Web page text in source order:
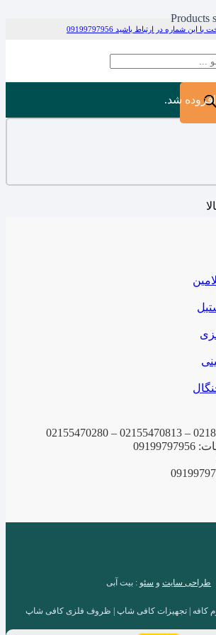
در ارتباط باشید 09199797956
Products
شد.
طراحی سایت و سئو : بیت آبی
کافه | تجهیزات کافی شاپ | ظروف فلزی کافی شاپ